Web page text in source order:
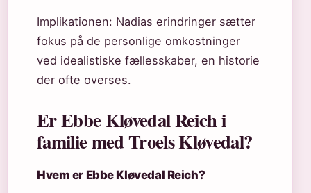
Implikationen: Nadias erindringer sætter
fokus på de personlige omkostninger
ved idealistiske fællesskaber, en historie
der ofte overses.
Er Ebbe Kløvedal Reich i
familie med Troels Kløvedal?
Hvem er Ebbe Kløvedal Reich?